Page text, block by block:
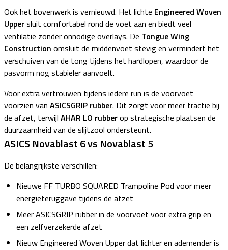
Ook het bovenwerk is vernieuwd. Het lichte Engineered Woven
Uppersluit comfortabel rond de voet aan en biedt veel
ventilatie zonder onnodige overlays. De Tongue Wing
Construction omsluit de middenvoet stevig en vermindert het
verschuiven van de tong tijdens het hardlopen, waardoor de
pasvorm nog stabieler aanvoelt.
Voor extra vertrouwen tijdens iedere run is de voorvoet
voorzien van ASICSGRIP rubber. Dit zorgt voor meer tractie bij
de afzet, terwijl AHAR LO rubberop strategische plaatsen de
duurzaamheid van de slijtzool ondersteunt.
ASICS Novablast 6 vs Novablast 5
De belangrijkste verschillen:
Nieuwe FF TURBO SQUARED Trampoline Pod voor meer
energieteruggave tijdens de afzet
Meer ASICSGRIP rubber in de voorvoet voor extra grip en
een zelfverzekerde afzet
Nieuw Engineered Woven Upper dat lichter en ademender is